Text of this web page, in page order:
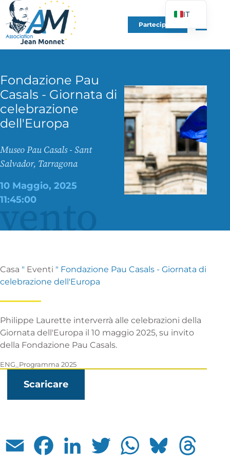
Partecipare
Fondazione Pau
Casals - Giornata di
celebrazione
dell'Europa
Museo Pau Casals - Sant
Salvador, Tarragona
10 Maggio, 2025
11:45:00
Casa " Eventi " Fondazione Pau Casals - Giornata di
celebrazione dell'Europa
Philippe Laurette interverrà alle celebrazioni della
Giornata dell'Europa il 10 maggio 2025, su invito
della Fondazione Pau Casals.
ENG_Programma 2025
Scaricare
Email Facebook LinkedIn Twitter WhatsApp Bluesky
IT
FR
EN
PT
PL
UK